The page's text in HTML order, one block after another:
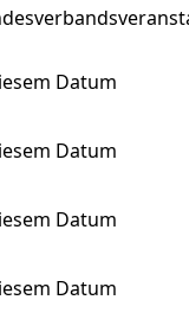
Datum
Datum
Datum
Datum